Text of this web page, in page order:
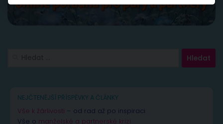
NEJČTENĚJŠÍ PŘÍSPĚVKY A ČLÁNKY
Vše k žárlivosti – od rad až po inspiraci
Vše o manželské a partnerské krizi